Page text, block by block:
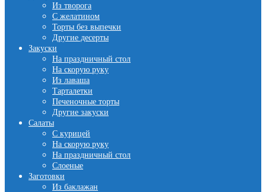
Из творога
С желатином
Торты без выпечки
Другие десерты
Закуски
На праздничный стол
На скорую руку
Из лаваша
Тарталетки
Печеночные торты
Другие закуски
Салаты
С курицей
На скорую руку
На праздничный стол
Слоеные
Заготовки
Из баклажан